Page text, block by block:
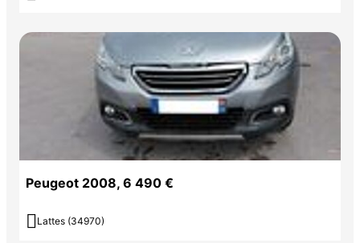
Peugeot 2008, 6 490 €
 Lattes (34970)